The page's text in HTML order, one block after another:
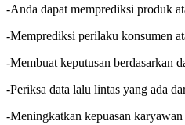
-Anda dapat memprediksi produk
-Memprediksi perilaku konsumen
-Membuat keputusan berdasarkan
-Periksa data lalu lintas yang ada
-Meningkatkan kepuasan